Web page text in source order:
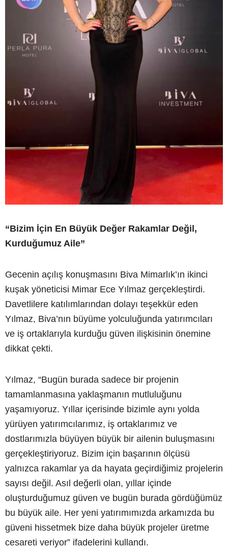
“Bizim İçin En Büyük Değer Rakamlar Değil,
Kurduğumuz Aile”
Gecenin açılış konuşmasını Biva Mimarlık’ın ikinci
kuşak yöneticisi Mimar Ece Yılmaz gerçekleştirdi.
Davetlilere katılımlarından dolayı teşekkür eden
Yılmaz, Biva’nın büyüme yolculuğunda yatırımcıları
ve iş ortaklarıyla kurduğu güven ilişkisinin önemine
dikkat çekti.
Yılmaz, “Bugün burada sadece bir projenin
tamamlanmasına yaklaşmanın mutluluğunu
yaşamıyoruz. Yıllar içerisinde bizimle aynı yolda
yürüyen yatırımcılarımız, iş ortaklarımız ve
dostlarımızla büyüyen büyük bir ailenin buluşmasını
gerçekleştiriyoruz. Bizim için başarının ölçüsü
yalnızca rakamlar ya da hayata geçirdiğimiz projelerin
sayısı değil. Asıl değerli olan, yıllar içinde
oluşturduğumuz güven ve bugün burada gördüğümüz
bu büyük aile. Her yeni yatırımımızda arkamızda bu
güveni hissetmek bize daha büyük projeler üretme
cesareti veriyor” ifadelerini kullandı.